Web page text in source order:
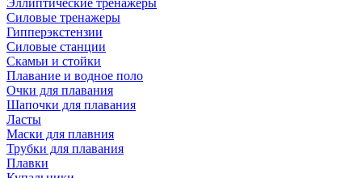
Эллиптические тренажеры
Силовые тренажеры
Гипперэкстензии
Силовые станции
Скамьи и стойки
Плавание и водное поло
Очки для плавания
Шапочки для плавания
Ласты
Маски для плавния
Трубки для плавания
Плавки